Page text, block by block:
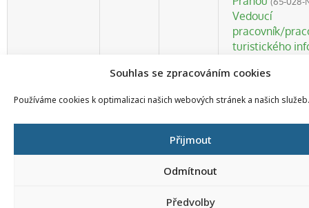
Souhlas se zpracováním cookies
Používáme cookies k optimalizaci našich webových stránek a našich služeb.
Přijmout
Odmítnout
Předvolby
Vedoucí
pracovník/
turistického
HLAVNÍ ROZCESTNÍK
Pro autorizované osoby